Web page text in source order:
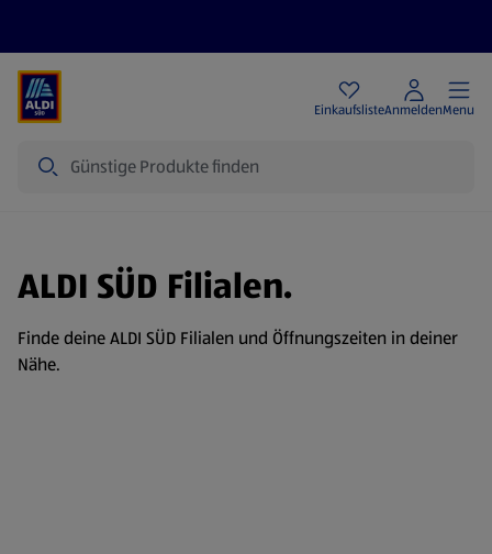
EinkaufslisteAnmeldenMenu
ALDI SÜD Filialen.
Finde deine ALDI SÜD Filialen und Öffnungszeiten in deiner
Nähe.